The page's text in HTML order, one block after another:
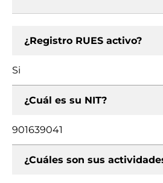
¿Registro RUES activo?
Si
¿Cuál es su NIT?
901639041
¿Cuáles son sus